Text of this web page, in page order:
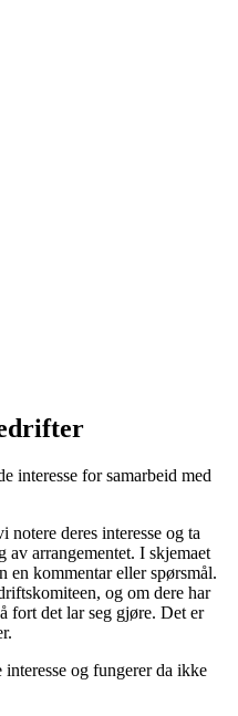
interesse for samarbeid med
deres interesse og ta
av arrangementet. I skjemaet
en kommentar eller spørsmål.
og om dere har
fort det lar seg gjøre. Det er
og fungerer da ikke